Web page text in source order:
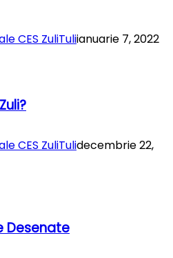
CES ZuliTuliianuarie 7, 2022
CES ZuliTulidecembrie 22,
Desenate